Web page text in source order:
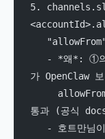
5.
가 OpenClaw
통과 (공식